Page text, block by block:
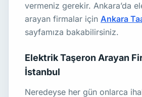
vermeniz gerekir. Ankara’da
arayan firmalar için Ankara
sayfamıza bakabilirsiniz.
Elektrik Taşeron Arayan
İstanbul
Neredeyse her gün onlarca